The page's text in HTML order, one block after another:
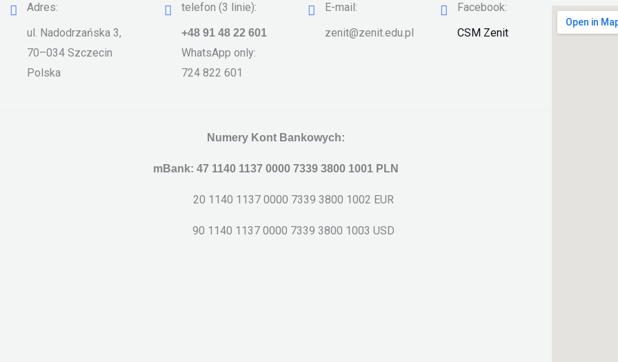
Adres:
ul. Nadodrzańska 3,
70–034 Szczecin
Polska
telefon (3 linie):
+48 91 48 22 601
WhatsApp only:
724 822 601
E-mail:
zenit@zenit.edu.pl
Facebook:
CSM Zenit
Numery Kont Bankowych:
mBank: 47 1140 1137 0000 7339 3800 1001 PLN
20 1140 1137 0000 7339 3800 1002 EUR
90 1140 1137 0000 7339 3800 1003 USD